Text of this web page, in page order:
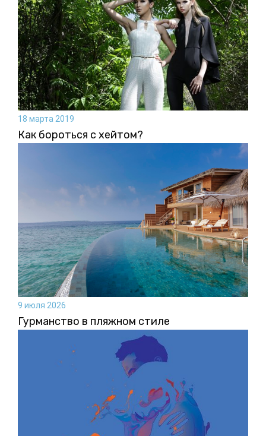
18 марта 2019
Как бороться с хейтом?
9 июля 2026
Гурманство в пляжном стиле